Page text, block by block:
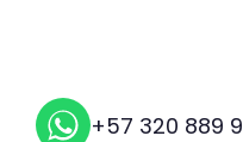
+57 320 889